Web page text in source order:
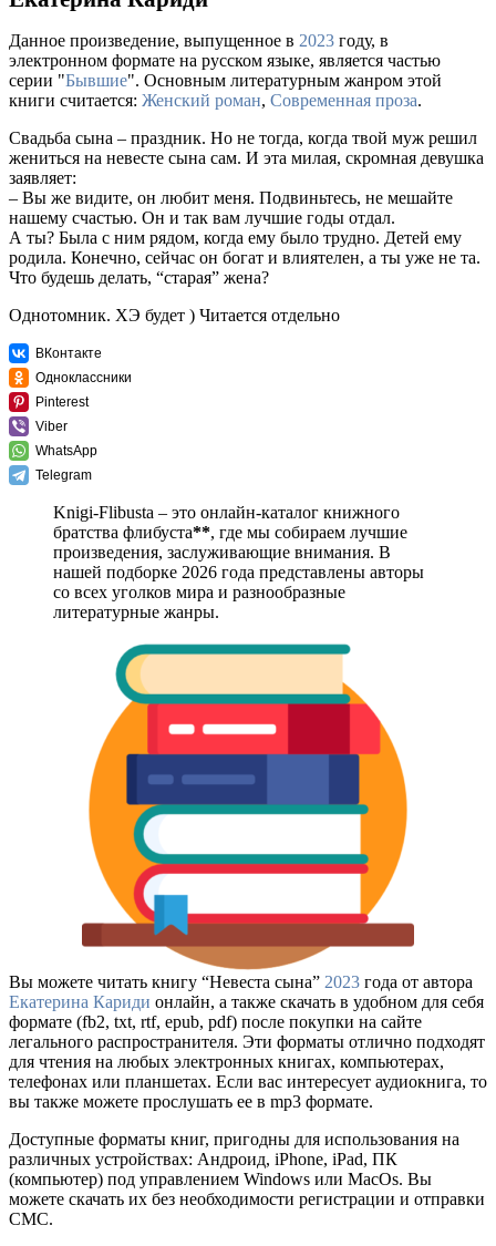
Данное произведение, выпущенное в 2023 году, в
электронном формате на русском языке, является частью
серии "Бывшие". Основным литературным жанром этой
книги считается: Женский роман, Современная проза.
Свадьба сына – праздник. Но не тогда, когда твой муж решил
жениться на невесте сына сам. И эта милая, скромная девушка
заявляет:
– Вы же видите, он любит меня. Подвиньтесь, не мешайте
нашему счастью. Он и так вам лучшие годы отдал.
А ты? Была с ним рядом, когда ему было трудно. Детей ему
родила. Конечно, сейчас он богат и влиятелен, а ты уже не та.
Что будешь делать, “старая” жена?
Однотомник. ХЭ будет ) Читается отдельно
ВКонтакте
Одноклассники
Pinterest
Viber
WhatsApp
Telegram
Knigi-Flibusta – это онлайн-каталог книжного
братства флибуста**, где мы собираем лучшие
произведения, заслуживающие внимания. В
нашей подборке 2026 года представлены авторы
со всех уголков мира и разнообразные
литературные жанры.
Вы можете читать книгу “Невеста сына” 2023 года от автора
Екатерина Кариди онлайн, а также скачать в удобном для себя
формате (fb2, txt, rtf, epub, pdf) после покупки на сайте
легального распространителя. Эти форматы отлично подходят
для чтения на любых электронных книгах, компьютерах,
телефонах или планшетах. Если вас интересует аудиокнига, то
вы также можете прослушать ее в mp3 формате.
Доступные форматы книг, пригодны для использования на
различных устройствах: Андроид, iPhone, iPad, ПК
(компьютер) под управлением Windows или MacOs. Вы
можете скачать их без необходимости регистрации и отправки
СМС.